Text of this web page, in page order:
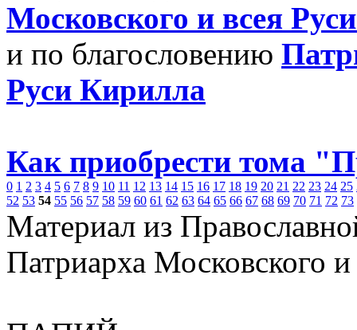
Московского и всея
и по благословению
Руси Кирилла
Как приобрести тома
0 1 2 3 4 5 6 7 8 9 10 11 12 13 14 15 16 17 18 19 20 21 22 23 24 25
52 53 54 55 56 57 58 59 60 61 62 63 64 65 66 67 68 69 70 71 72 73
Материал из
Патриарха Московского